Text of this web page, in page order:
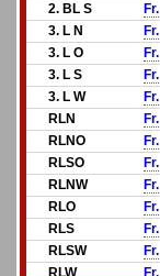
2. BL S
Fr.
3. L N
Fr.
3. L O
Fr.
3. L S
Fr.
3. L W
Fr.
RLN
Fr.
RLNO
Fr.
RLSO
Fr.
RLNW
Fr.
RLO
Fr.
RLS
Fr.
RLSW
Fr.
RLW
Fr.